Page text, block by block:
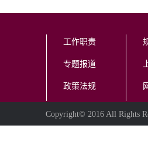
工作职责
专题报道
政策法规
Copyright© 2016 All Rights